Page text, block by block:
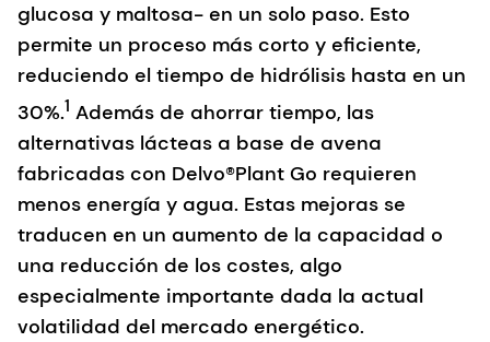
glucosa y maltosa- en un solo paso. Esto
permite un proceso más corto y eficiente,
reduciendo el tiempo de hidrólisis hasta en un
30%.1 Además de ahorrar tiempo, las
alternativas lácteas a base de avena
fabricadas con Delvo®Plant Go requieren
menos energía y agua. Estas mejoras se
traducen en un aumento de la capacidad o
una reducción de los costes, algo
especialmente importante dada la actual
volatilidad del mercado energético.